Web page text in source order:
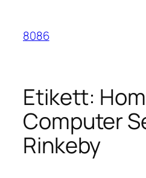
innehåll
8086
Etikett:
Computer
Rinkeby